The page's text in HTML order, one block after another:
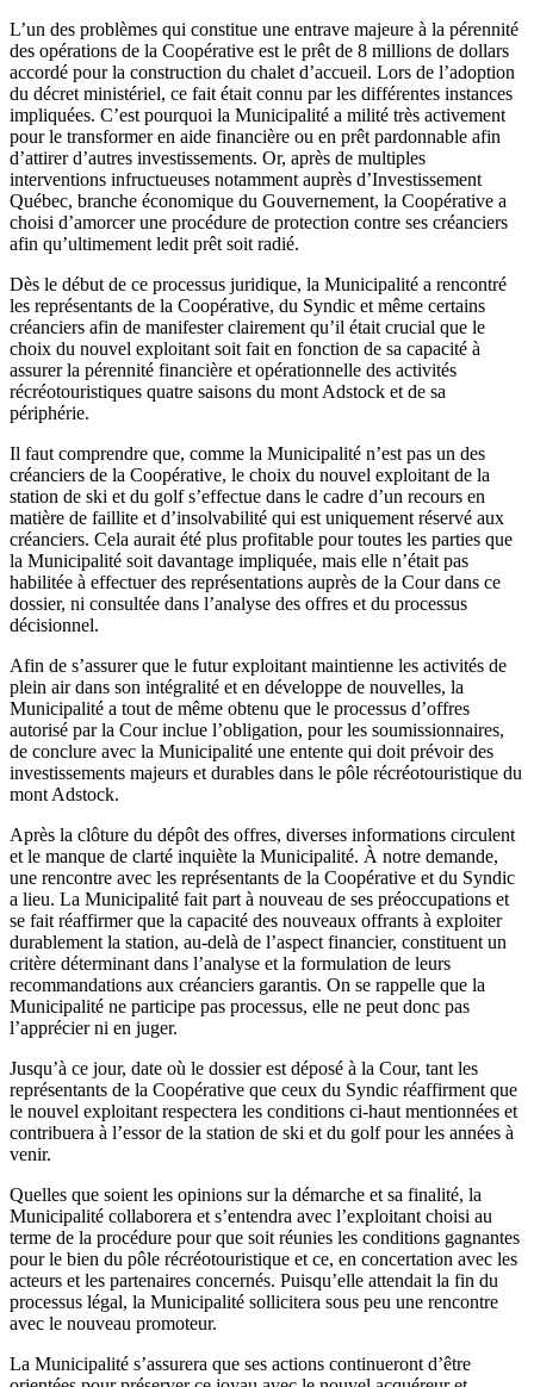
L’un des problèmes qui constitue une entrave majeure à la pérennité
des opérations de la Coopérative est le prêt de 8 millions de dollars
accordé pour la construction du chalet d’accueil. Lors de l’adoption
du décret ministériel, ce fait était connu par les différentes instances
impliquées. C’est pourquoi la Municipalité a milité très activement
pour le transformer en aide financière ou en prêt pardonnable afin
d’attirer d’autres investissements. Or, après de multiples
interventions infructueuses notamment auprès d’Investissement
Québec, branche économique du Gouvernement, la Coopérative a
choisi d’amorcer une procédure de protection contre ses créanciers
afin qu’ultimement ledit prêt soit radié.
Dès le début de ce processus juridique, la Municipalité a rencontré
les représentants de la Coopérative, du Syndic et même certains
créanciers afin de manifester clairement qu’il était crucial que le
choix du nouvel exploitant soit fait en fonction de sa capacité à
assurer la pérennité financière et opérationnelle des activités
récréotouristiques quatre saisons du mont Adstock et de sa
périphérie.
Il faut comprendre que, comme la Municipalité n’est pas un des
créanciers de la Coopérative, le choix du nouvel exploitant de la
station de ski et du golf s’effectue dans le cadre d’un recours en
matière de faillite et d’insolvabilité qui est uniquement réservé aux
créanciers. Cela aurait été plus profitable pour toutes les parties que
la Municipalité soit davantage impliquée, mais elle n’était pas
habilitée à effectuer des représentations auprès de la Cour dans ce
dossier, ni consultée dans l’analyse des offres et du processus
décisionnel.
Afin de s’assurer que le futur exploitant maintienne les activités de
plein air dans son intégralité et en développe de nouvelles, la
Municipalité a tout de même obtenu que le processus d’offres
autorisé par la Cour inclue l’obligation, pour les soumissionnaires,
de conclure avec la Municipalité une entente qui doit prévoir des
investissements majeurs et durables dans le pôle récréotouristique du
mont Adstock.
Après la clôture du dépôt des offres, diverses informations circulent
et le manque de clarté inquiète la Municipalité. À notre demande,
une rencontre avec les représentants de la Coopérative et du Syndic
a lieu. La Municipalité fait part à nouveau de ses préoccupations et
se fait réaffirmer que la capacité des nouveaux offrants à exploiter
durablement la station, au-delà de l’aspect financier, constituent un
critère déterminant dans l’analyse et la formulation de leurs
recommandations aux créanciers garantis. On se rappelle que la
Municipalité ne participe pas processus, elle ne peut donc pas
l’apprécier ni en juger.
Jusqu’à ce jour, date où le dossier est déposé à la Cour, tant les
représentants de la Coopérative que ceux du Syndic réaffirment que
le nouvel exploitant respectera les conditions ci-haut mentionnées et
contribuera à l’essor de la station de ski et du golf pour les années à
venir.
Quelles que soient les opinions sur la démarche et sa finalité, la
Municipalité collaborera et s’entendra avec l’exploitant choisi au
terme de la procédure pour que soit réunies les conditions gagnantes
pour le bien du pôle récréotouristique et ce, en concertation avec les
acteurs et les partenaires concernés. Puisqu’elle attendait la fin du
processus légal, la Municipalité sollicitera sous peu une rencontre
avec le nouveau promoteur.
La Municipalité s’assurera que ses actions continueront d’être